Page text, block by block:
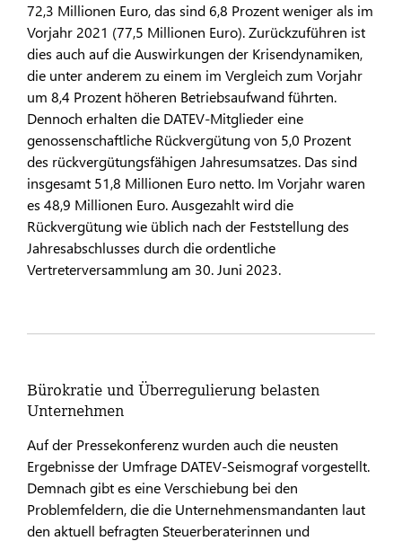
72,3 Millionen Euro, das sind 6,8 Prozent weniger als im
Vorjahr 2021 (77,5 Millionen Euro). Zurückzuführen ist
dies auch auf die Auswirkungen der Krisendynamiken,
die unter anderem zu einem im Vergleich zum Vorjahr
um 8,4 Prozent höheren Betriebsaufwand führten.
Dennoch erhalten die DATEV-Mitglieder eine
genossenschaftliche Rückvergütung von 5,0 Prozent
des rückvergütungsfähigen Jahresumsatzes. Das sind
insgesamt 51,8 Millionen Euro netto. Im Vorjahr waren
es 48,9 Millionen Euro. Ausgezahlt wird die
Rückvergütung wie üblich nach der Feststellung des
Jahresabschlusses durch die ordentliche
Vertreterversammlung am 30. Juni 2023.
Bürokratie und Überregulierung belasten
Unternehmen
Auf der Pressekonferenz wurden auch die neusten
Ergebnisse der Umfrage DATEV-Seismograf vorgestellt.
Demnach gibt es eine Verschiebung bei den
Problemfeldern, die die Unternehmensmandanten laut
den aktuell befragten Steuerberaterinnen und